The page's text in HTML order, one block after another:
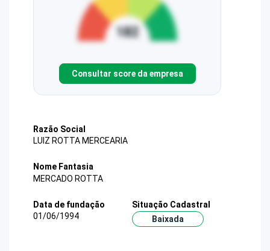
Consultar score da empresa
Razão Social
LUIZ ROTTA MERCEARIA
Nome Fantasia
MERCADO ROTTA
Data de fundação
01/06/1994
Situação Cadastral
Baixada